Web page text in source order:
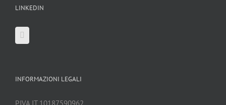
LINKEDIN
INFORMAZIONI LEGALI